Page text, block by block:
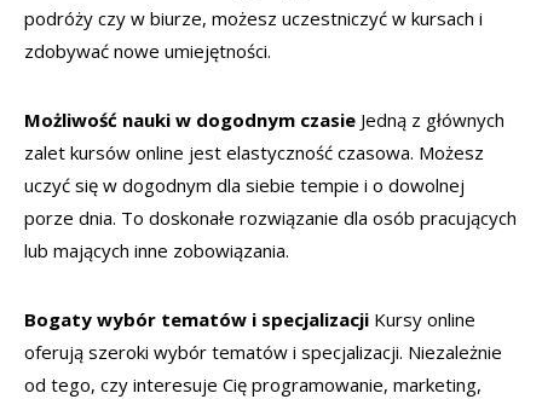
podróży czy w biurze, możesz uczestniczyć w kursach i
zdobywać nowe umiejętności.
Możliwość nauki w dogodnym czasie Jedną z głównych
zalet kursów online jest elastyczność czasowa. Możesz
uczyć się w dogodnym dla siebie tempie i o dowolnej
porze dnia. To doskonałe rozwiązanie dla osób pracujących
lub mających inne zobowiązania.
Bogaty wybór tematów i specjalizacji Kursy online
oferują szeroki wybór tematów i specjalizacji. Niezależnie
od tego, czy interesuje Cię programowanie, marketing,